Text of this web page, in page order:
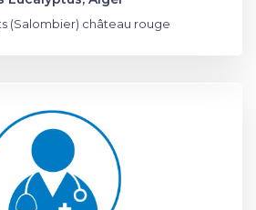
(Salombier) château rouge